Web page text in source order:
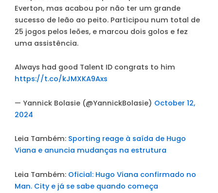
Everton, mas acabou por não ter um grande
sucesso de leão ao peito. Participou num total de
25 jogos pelos leões, e marcou dois golos e fez
uma assistência.
Always had good Talent ID congrats to him
https://t.co/kJMXKA9Axs
— Yannick Bolasie (@YannickBolasie) October 12,
2024
Leia Também: Sporting reage à saída de Hugo
Viana e anuncia mudanças na estrutura
Leia Também: Oficial: Hugo Viana confirmado no
Man. City e já se sabe quando começa